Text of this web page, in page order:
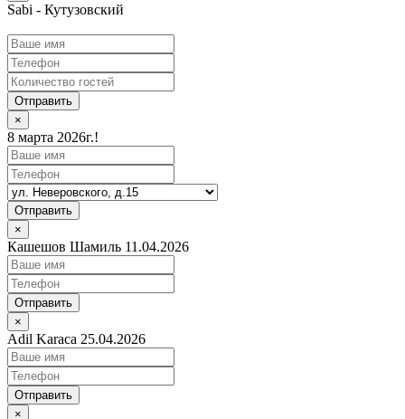
Sabi - Кутузовский
Отправить
×
8 марта 2026г.!
Отправить
×
Кашешов Шамиль 11.04.2026
Отправить
×
Adil Karaca 25.04.2026
Отправить
×